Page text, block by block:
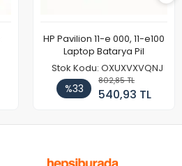
HP Pavilion 11-e 000, 11-e100
Laptop Batarya Pil
Stok Kodu: OXUXVXVQNJ
%33
802,85 TL
540,93 TL